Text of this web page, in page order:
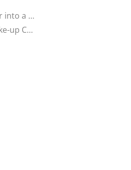
Turn your hair color into a unique Wow-Look!
La Biosthétique Make-up Collection Spring – Summer 2018